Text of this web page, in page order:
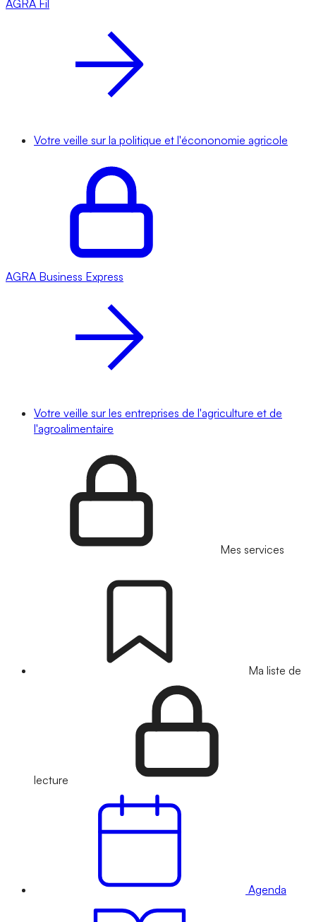
AGRA Fil
Votre veille sur la politique et l'écononomie agricole
AGRA Business Express
Votre veille sur les entreprises de l'agriculture et de
l'agroalimentaire
Mes services
Ma liste de
lecture
Agenda